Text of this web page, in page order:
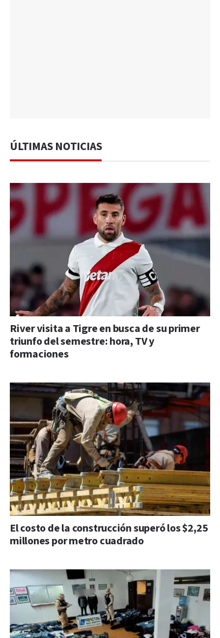
ÚLTIMAS NOTICIAS
River visita a Tigre en busca de su primer
triunfo del semestre: hora, TV y
formaciones
El costo de la construcción superó los $2,25
millones por metro cuadrado